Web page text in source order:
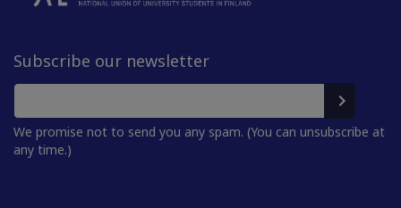
Subscribe our newsletter
We promise not to send you any spam. (You can unsubscribe at
any time.)